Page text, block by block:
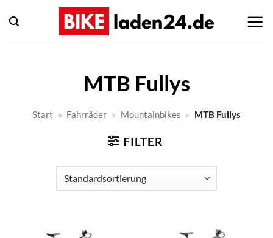
Inhalt
springen
MTB Fullys
Start » Fahrräder » Mountainbikes » MTB Fullys
FILTER